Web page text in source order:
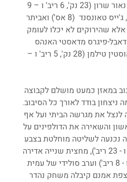
אס') וג'וש פרייס (7 ריב'), ג'ייס טאונסנד  (8 אס') ואביתר
19 נק' כ"א. אלא שהירוקים לא יכלו לעומק
פיגרס מדאסטי האנהס
(18 נק') וערב אדיר של אוסטין טילמן (28 נק', 5 ריב' ו –
במאזן כמעט מושלם לקבוצה
בודד לאורך כל הסיבוב.
את מגרשה הביתי ועל אף
והשאירה את הדולפינים על
נכנעה לשליטה מוחלטת בצבע
של דוויט ווילסון (23 נק' ו - 23 ריב'), מחצית שנייה אדירה
של רוברט טרנר (25 נק' ו - 8 ריב') וערב סולידי של עמית
נק' ו - 5 אס'). צפת אמנם קיבלה משחק נהדר